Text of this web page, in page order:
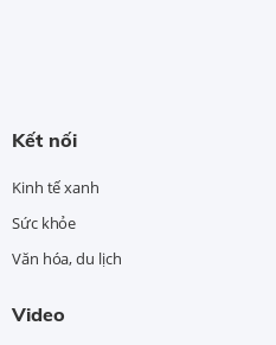
Kết nối
Kinh tế xanh
Sức khỏe
Văn hóa, du lịch
Video